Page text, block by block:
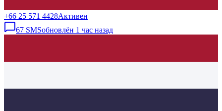
+66 25 571 4428Активен
67 SMSобновлён 1 час назад